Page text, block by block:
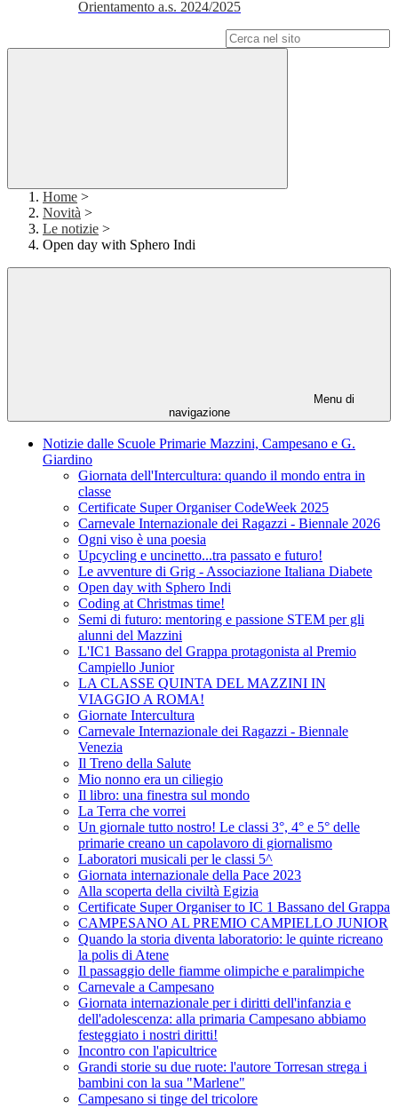
Orientamento a.s. 2024/2025
Home >
Novità >
Le notizie >
Open day with Sphero Indi
Menu di
navigazione
Notizie dalle Scuole Primarie Mazzini, Campesano e G.
Giardino
Giornata dell'Intercultura: quando il mondo entra in
classe
Certificate Super Organiser CodeWeek 2025
Carnevale Internazionale dei Ragazzi - Biennale 2026
Ogni viso è una poesia
Upcycling e uncinetto...tra passato e futuro!
Le avventure di Grig - Associazione Italiana Diabete
Open day with Sphero Indi
Coding at Christmas time!
Semi di futuro: mentoring e passione STEM per gli
alunni del Mazzini
L'IC1 Bassano del Grappa protagonista al Premio
Campiello Junior
LA CLASSE QUINTA DEL MAZZINI IN
VIAGGIO A ROMA!
Giornate Intercultura
Carnevale Internazionale dei Ragazzi - Biennale
Venezia
Il Treno della Salute
Mio nonno era un ciliegio
Il libro: una finestra sul mondo
La Terra che vorrei
Un giornale tutto nostro! Le classi 3°, 4° e 5° delle
primarie creano un capolavoro di giornalismo
Laboratori musicali per le classi 5^
Giornata internazionale della Pace 2023
Alla scoperta della civiltà Egizia
Certificate Super Organiser to IC 1 Bassano del Grappa
CAMPESANO AL PREMIO CAMPIELLO JUNIOR
Quando la storia diventa laboratorio: le quinte ricreano
la polis di Atene
Il passaggio delle fiamme olimpiche e paralimpiche
Carnevale a Campesano
Giornata internazionale per i diritti dell'infanzia e
dell'adolescenza: alla primaria Campesano abbiamo
festeggiato i nostri diritti!
Incontro con l'apicultrice
Grandi storie su due ruote: l'autore Torresan strega i
bambini con la sua "Marlene"
Campesano si tinge del tricolore